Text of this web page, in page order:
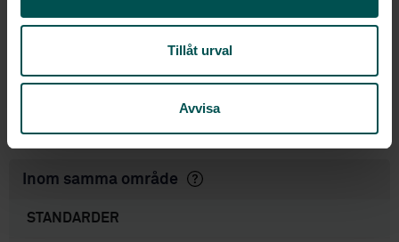
Tillåt urval
Avvisa
Artikelnummer:STD-35004
SS-EN ISO 20623:2018
Inom samma område
STANDARDER